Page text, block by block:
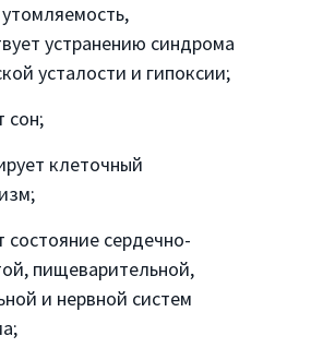
устранению синдрома
усталости и гипоксии;
сон;
клеточный
состояние сердечно-
пищеварительной,
и нервной систем